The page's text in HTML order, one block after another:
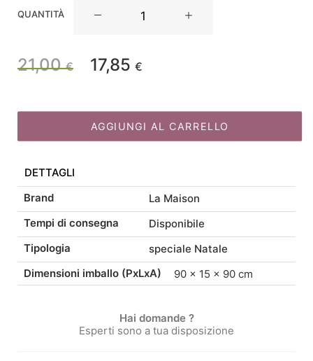
QUANTITÀ
Rosso
quantità
21,00€
originale
21,00 €.
17,85 €
attuale
17,85 €.
AGGIUNGI AL CARRELLO
DETTAGLI
Brand
La Maison
Tempi di consegna
Disponibile
Tipologia
speciale Natale
Dimensioni imballo (PxLxA)
90 × 15 × 90 cm
Hai domande ?
Esperti sono a tua disposizione